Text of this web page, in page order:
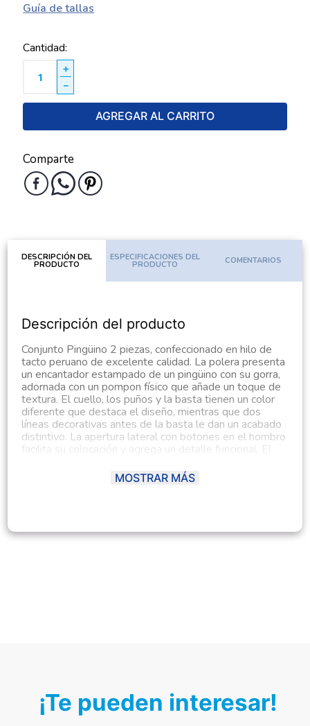
Guía de tallas
Cantidad
＋
－
AGREGAR AL CARRITO
Comparte
DESCRIPCIÓN DEL
PRODUCTO
ESPECIFICACIONES DEL
PRODUCTO COMENTARIOS
Descripción del producto
Conjunto Pingüino 2 piezas, confeccionado en hilo de
tacto peruano de excelente calidad. La polera presenta
un encantador estampado de un pingüino con su gorra,
adornada con un pompon físico que añade un toque de
textura. El cuello, los puños y la basta tienen un color
diferente que destaca el diseño, mientras que dos
líneas decorativas antes de la basta le dan un acabado
distintivo. La apertura lateral con botones en el hombro
facilita su colocación y agrega un detalle funcional. El
en los tobillos, mientras que el gorro lleva un diseño de
líneas variadas, complementando el look de manera
MOSTRAR MÁS
¡Te pueden interesar!